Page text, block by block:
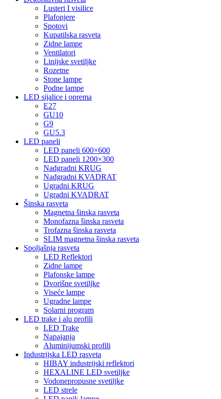
Lusteri I visilice
Plafonjere
Spotovi
Kupatilska rasveta
Zidne lampe
Ventilatori
Linijske svetiljke
Rozetne
Stone lampe
Podne lampe
LED sijalice i oprema
E27
GU10
G9
GU5.3
LED paneli
LED paneli 600×600
LED paneli 1200×300
Nadgradni KRUG
Nadgradni KVADRAT
Ugradni KRUG
Ugradni KVADRAT
Šinska rasveta
Magnetna šinska rasveta
Monofazna šinska rasveta
Trofazna šinska rasveta
SLIM magnetna šinska rasveta
Spoljašnja rasveta
LED Reflektori
Zidne lampe
Plafonske lampe
Dvorišne svetiljke
Viseće lampe
Ugradne lampe
Solarni program
LED trake i alu profili
LED Trake
Napajanja
Aluminijumski profili
Industrijska LED rasveta
HIBAY industrijski reflektori
HEXALINE LED svetiljke
Vodonepropusne svetiljke
LED strele